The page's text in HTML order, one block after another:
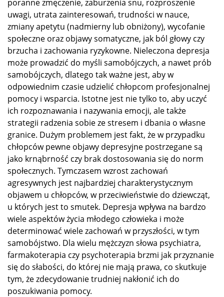
poranne zmęczenie, zaburzenia snu, rozproszenie
uwagi, utrata zainteresowań, trudności w nauce,
zmiany apetytu (nadmierny lub obniżony), wycofanie
społeczne oraz objawy somatyczne, jak ból głowy czy
brzucha i zachowania ryzykowne. Nieleczona depresja
może prowadzić do myśli samobójczych, a nawet prób
samobójczych, dlatego tak ważne jest, aby w
odpowiednim czasie udzielić chłopcom profesjonalnej
pomocy i wsparcia. Istotne jest nie tylko to, aby uczyć
ich rozpoznawania i nazywania emocji, ale także
strategii radzenia sobie ze stresem i dbania o własne
granice. Dużym problemem jest fakt, że w przypadku
chłopców pewne objawy depresyjne postrzegane są
jako krnąbrność czy brak dostosowania się do norm
społecznych. Tymczasem wzrost zachowań
agresywnych jest najbardziej charakterystycznym
objawem u chłopców, w przeciwieństwie do dziewcząt,
u których jest to smutek. Depresja wpływa na bardzo
wiele aspektów życia młodego człowieka i może
determinować wiele zachowań w przyszłości, w tym
samobójstwo. Dla wielu mężczyzn słowa psychiatra,
farmakoterapia czy psychoterapia brzmi jak przyznanie
się do słabości, do której nie mają prawa, co skutkuje
tym, że zdecydowanie trudniej nakłonić ich do
poszukiwania pomocy.